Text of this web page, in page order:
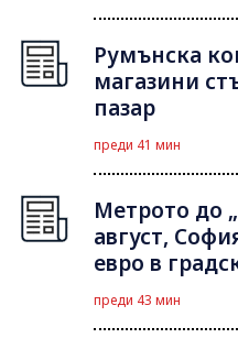
Румънска
магазини
пазар
преди 41 мин
Метрото до
август,
евро в
преди 43 мин